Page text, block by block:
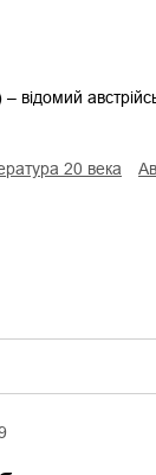
20 века